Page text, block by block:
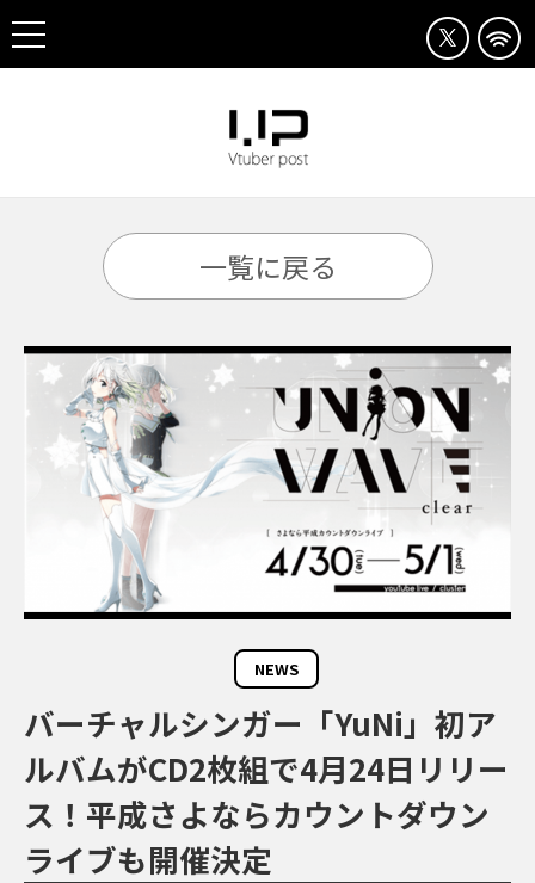
一覧に戻る
NEWS
バーチャルシンガー「YuNi」初ア
ルバムがCD2枚組で4月24日リリー
ス！平成さよならカウントダウン
ライブも開催決定